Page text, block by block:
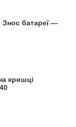
батареї —
кришці